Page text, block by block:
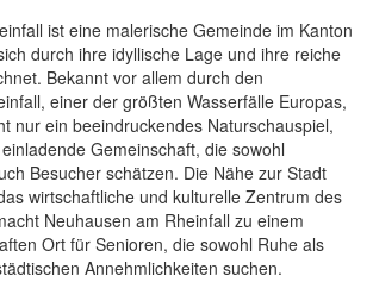
ist eine malerische Gemeinde im Kanton
durch ihre idyllische Lage und ihre reiche
Bekannt vor allem durch den
einer der größten Wasserfälle Europas,
nur ein beeindruckendes Naturschauspiel,
Gemeinschaft, die sowohl
Besucher schätzen. Die Nähe zur Stadt
wirtschaftliche und kulturelle Zentrum des
Neuhausen am Rheinfall zu einem
Ort für Senioren, die sowohl Ruhe als
Annehmlichkeiten suchen.